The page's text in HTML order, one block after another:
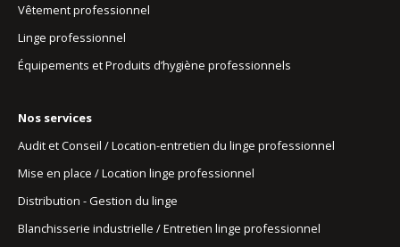
Vêtement professionnel
Linge professionnel
Équipements et Produits d’hygiène professionnels
Nos services
Audit et Conseil / Location-entretien du linge professionnel
Mise en place / Location linge professionnel
Distribution - Gestion du linge
Blanchisserie industrielle / Entretien linge professionnel